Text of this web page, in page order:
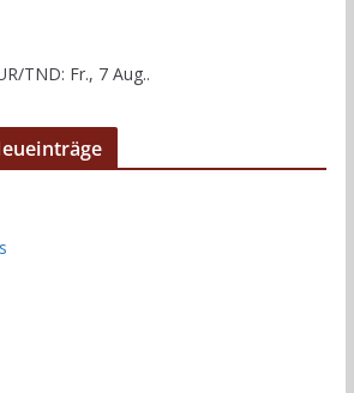
TND: Fr., 7 Aug..